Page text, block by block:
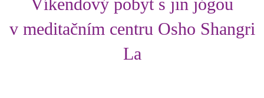
v meditačním centru Osho Shangri
La